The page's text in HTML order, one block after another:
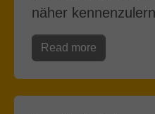
näher
Read more